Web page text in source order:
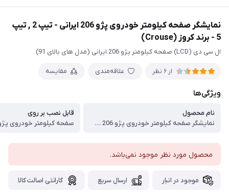
نمایشگر صفحه کیلومتر خودروی پژو 206 ایرانی - تیپ 2 , تیپ
5 - برند کروز (Crouse)
ال سی دی (LCD) صفحه کیلومتر پژو 206 ایرانی (مدل های بالای 91)
از 6 نظر علاقه‌مندی مقایسه
ویژگی‌ها
نام محصول
نمایشگر صفحه کیلومتر خودروی پژو 206 ایرانی
قابل نصب بر روی
محصول مورد نظر موجود نمی‌باشد.
موجود در انبار ارسال سریع گارانتی اصالت کالا